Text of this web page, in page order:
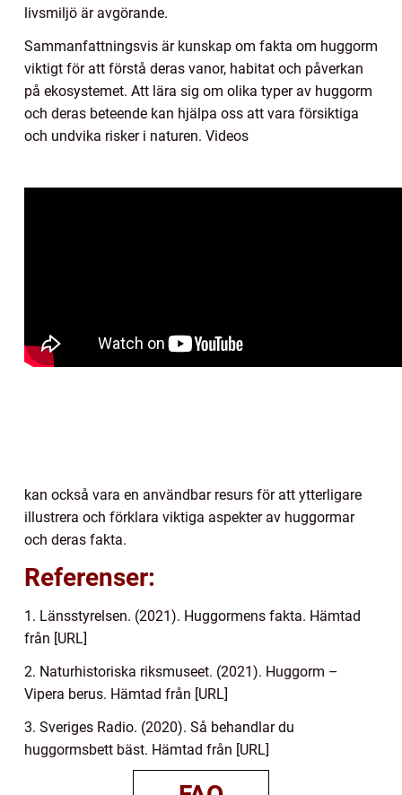
livsmiljö är avgörande.
Sammanfattningsvis är kunskap om fakta om huggorm
viktigt för att förstå deras vanor, habitat och påverkan
på ekosystemet. Att lära sig om olika typer av huggorm
och deras beteende kan hjälpa oss att vara försiktiga
och undvika risker i naturen. Videos
kan också vara en användbar resurs för att ytterligare
illustrera och förklara viktiga aspekter av huggormar
och deras fakta.
Referenser:
1. Länsstyrelsen. (2021). Huggormens fakta. Hämtad
från [URL]
2. Naturhistoriska riksmuseet. (2021). Huggorm –
Vipera berus. Hämtad från [URL]
3. Sveriges Radio. (2020). Så behandlar du
huggormsbett bäst. Hämtad från [URL]